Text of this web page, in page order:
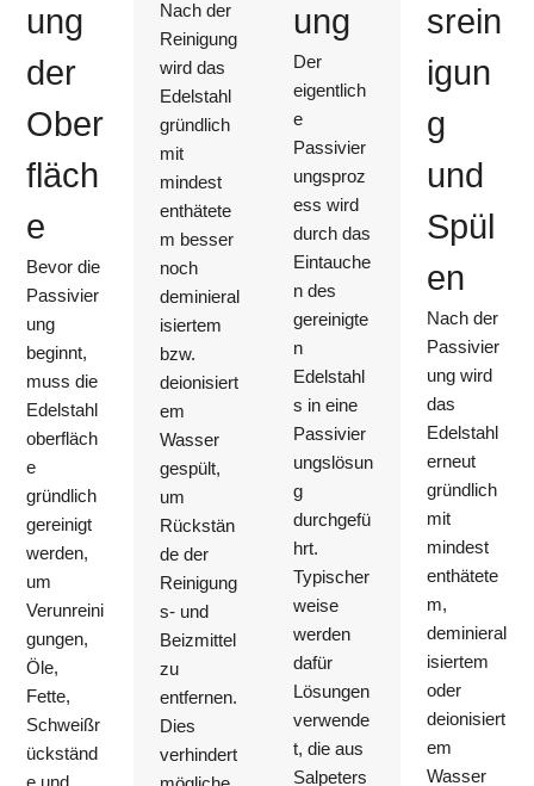
ung
der
Ober
fläch
e
Bevor die
Passivier
ung
beginnt,
muss die
Edelstahl
oberfläch
e
gründlich
gereinigt
werden,
um
Verunreini
gungen,
Öle,
Fette,
Schweißr
ückständ
Nach der
Reinigung
wird das
Edelstahl
gründlich
mit
mindest
enthätete
m besser
noch
deminieral
isiertem
bzw.
deionisiert
em
Wasser
gespült,
um
Rückstän
de der
Reinigung
s- und
Beizmittel
zu
entfernen.
Dies
verhindert
ung
Der
eigentlich
e
Passivier
ungsproz
ess wird
durch das
Eintauche
n des
gereinigte
n
Edelstahl
s in eine
Passivier
ungslösun
g
durchgefü
hrt.
Typischer
weise
werden
dafür
Lösungen
verwende
t, die aus
Salpeters
srein
igun
g
und
Spül
en
Nach der
Passivier
ung wird
das
Edelstahl
erneut
gründlich
mit
mindest
enthätete
m,
deminieral
isiertem
oder
deionisiert
em
Wasser